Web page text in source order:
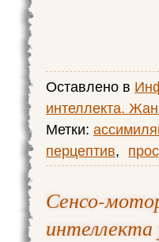
Оставлено в
интеллекта.
Метки:
перцептив,
Сенсо-
интеллекта